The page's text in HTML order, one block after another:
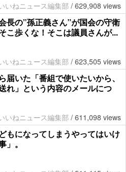
いねニュース編集部 / 629,908 views
長の”孫正義さん”が国会の守衛
こ歩くな！そこは議員さんが...
いねニュース編集部 / 623,505 views
届いた「番組で使いたいから、
れ」という内容のメールにつ
いねニュース編集部 / 611,098 views
もになってしまうやってはいけ
」。